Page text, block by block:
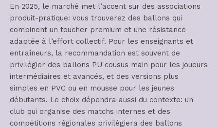
En 2025, le marché met l’accent sur des associations
produit-pratique: vous trouverez des ballons qui
combinent un toucher premium et une résistance
adaptée à l’effort collectif. Pour les enseignants et
entraîneurs, la recommandation est souvent de
privilégier des ballons PU cousus main pour les joueurs
intermédiaires et avancés, et des versions plus
simples en PVC ou en mousse pour les jeunes
débutants. Le choix dépendra aussi du contexte: un
club qui organise des matchs internes et des
compétitions régionales privilégiera des ballons